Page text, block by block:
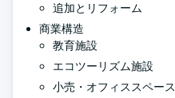
追加とリフォーム
商業構造
教育施設
エコツーリズム施設
小売・オフィススペース